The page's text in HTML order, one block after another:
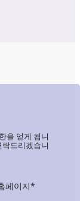
을 얻게 됩니
드리겠습니
페이지*